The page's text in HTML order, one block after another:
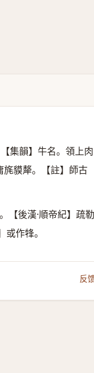
集韻】牛名。領上肉
旄貘犛。【註】師古
【後漢·順帝紀】疏勒
作㸼。
反